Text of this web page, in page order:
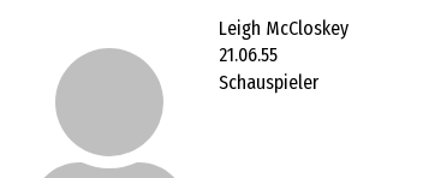
Leigh McCloskey
21.06.55
Schauspieler